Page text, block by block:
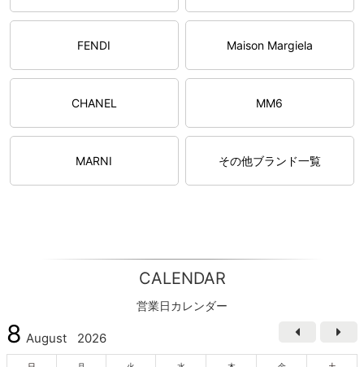
FENDI Maison Margiela
CHANEL MM6
MARNI その他ブランド一覧
CALENDAR
営業日カレンダー
8 August 2026